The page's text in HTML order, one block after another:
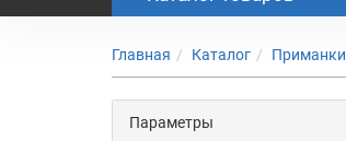
Главная Каталог Приманки
Параметры